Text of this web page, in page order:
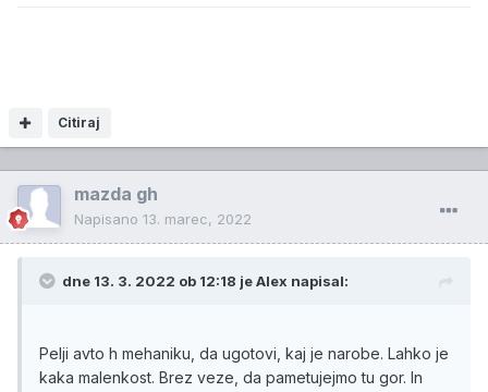
Citiraj
mazda gh
Napisano 13. marec, 2022
dne 13. 3. 2022 ob 12:18 jeAlex napisal:
Pelji avto h mehaniku, da ugotovi, kaj je narobe. Lahko je
kaka malenkost. Brez veze, da pametujejmo tu gor. In